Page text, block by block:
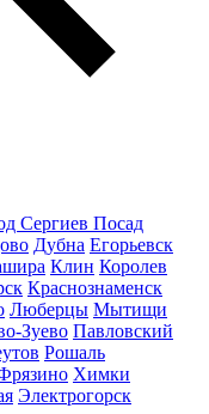
Сергиев Посад
Дубна Егорьевск
Клин Королев
Краснознаменск
Люберцы Мытищи
Зуево Павловский
Рошаль
Химки
Электрогорск